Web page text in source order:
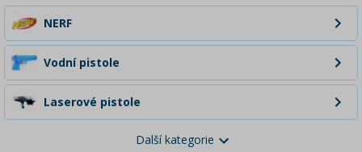
NERF
Vodní pistole
Laserové pistole
Další kategorie